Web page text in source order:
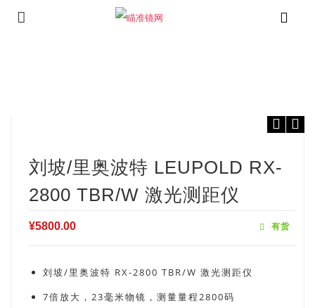
刘坡/里奥波特 LEUPOLD RX-
2800 TBR/W 激光测距仪
¥5800.00 有货
刘坡/里奥波特 RX-2800 TBR/W 激光测距仪
7倍放大，23毫米物镜，测量量程2800码